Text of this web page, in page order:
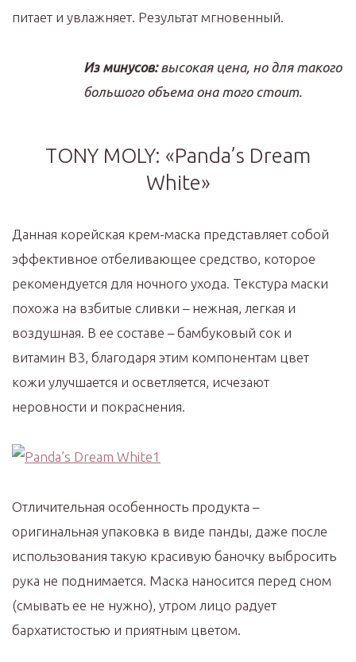
питает и увлажняет. Результат мгновенный.
Из минусов:высокая цена, но для такого
большого объема она того стоит.
TONY MOLY: «Panda’s Dream
White»
Данная корейская крем-маска представляет собой
эффективное отбеливающее средство, которое
рекомендуется для ночного ухода. Текстура маски
похожа на взбитые сливки – нежная, легкая и
воздушная. В ее составе – бамбуковый сок и
витамин B3, благодаря этим компонентам цвет
кожи улучшается и осветляется, исчезают
неровности и покраснения.
Отличительная особенность продукта –
оригинальная упаковка в виде панды, даже после
использования такую красивую баночку выбросить
рука не поднимается. Маска наносится перед сном
(смывать ее не нужно), утром лицо радует
бархатистостью и приятным цветом.